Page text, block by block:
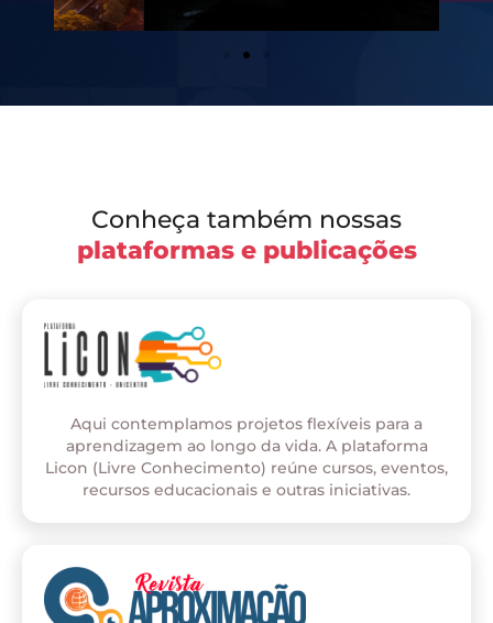
Conheça também nossas
plataformas e publicações
Aqui contemplamos projetos flexíveis para a
aprendizagem ao longo da vida. A plataforma
Licon (Livre Conhecimento) reúne cursos, eventos,
recursos educacionais e outras iniciativas.